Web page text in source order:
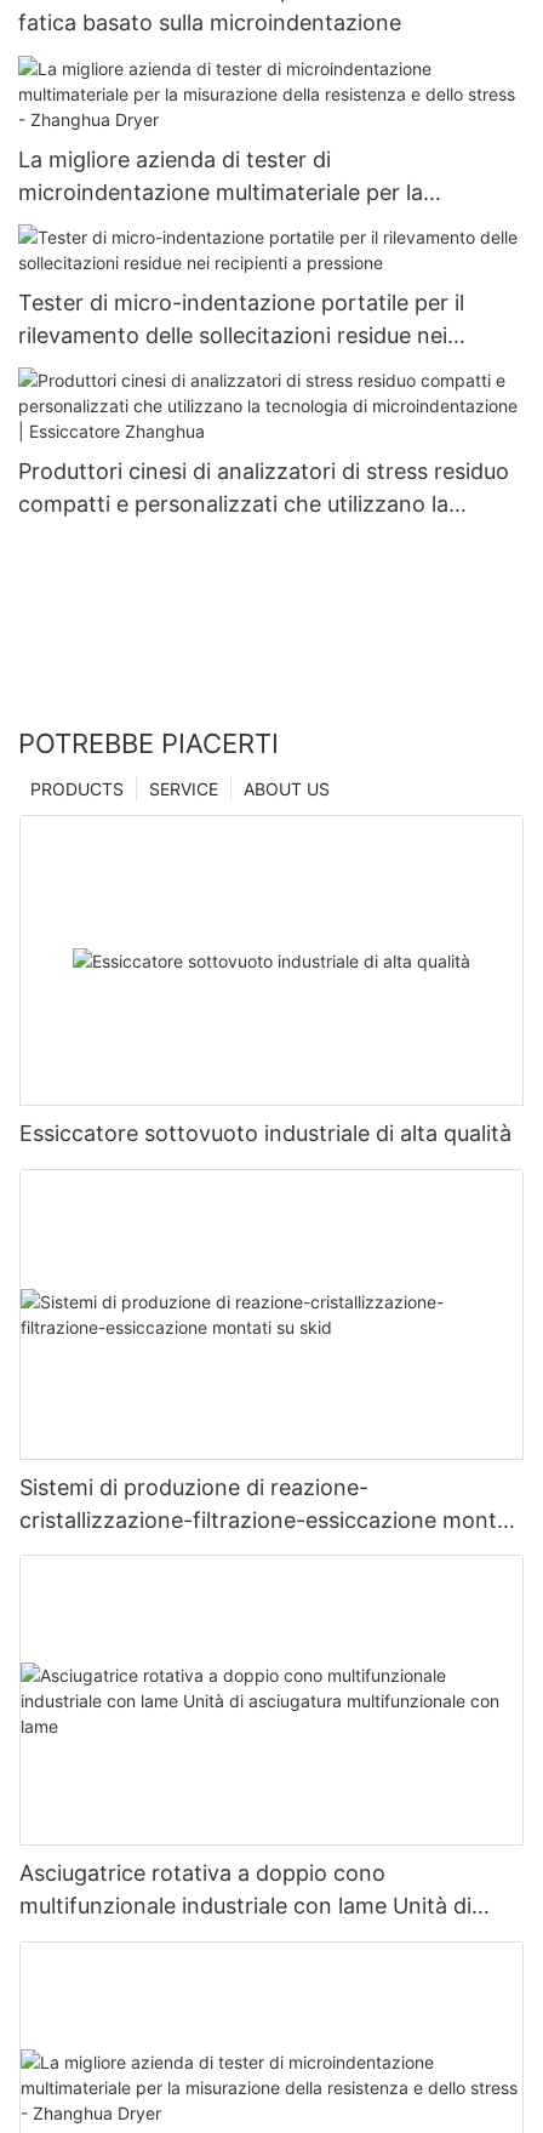
fatica basato sulla microindentazione
La migliore azienda di tester di
microindentazione multimateriale per la
misurazione della resistenza e dello stress -
Zhanghua Dryer
Tester di micro-indentazione portatile per il
rilevamento delle sollecitazioni residue nei
recipienti a pressione
Produttori cinesi di analizzatori di stress residuo
compatti e personalizzati che utilizzano la
POTREBBE PIACERTI
ABOUT US
SERVICE
PRODUCTS
Essiccatore sottovuoto industriale di alta qualità
Sistemi di produzione di reazione-
cristallizzazione-filtrazione-essiccazione montati
su skid
Asciugatrice rotativa a doppio cono
multifunzionale industriale con lame Unità di
asciugatura multifunzionale con lame